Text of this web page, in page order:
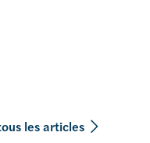
les articles